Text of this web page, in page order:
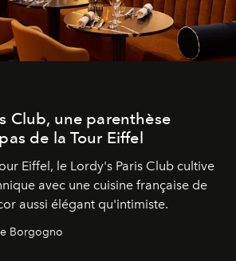
Club, une parenthèse
de la Tour Eiffel
Eiffel, le Lordy's Paris Club cultive
avec une cuisine française de
aussi élégant qu'intimiste.
Borgogno